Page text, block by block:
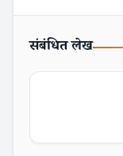
संबंधित लेख